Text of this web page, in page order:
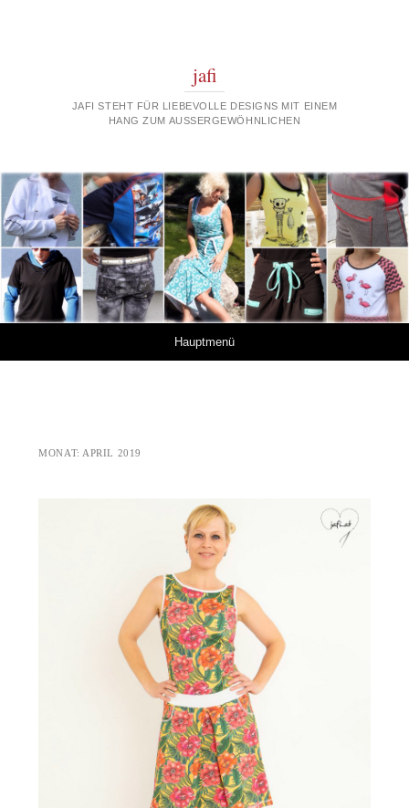
jafi
JAFI STEHT FÜR LIEBEVOLLE DESIGNS MIT EINEM
HANG ZUM AUSSERGEWÖHNLICHEN
Hauptmenü
MONAT: APRIL 2019